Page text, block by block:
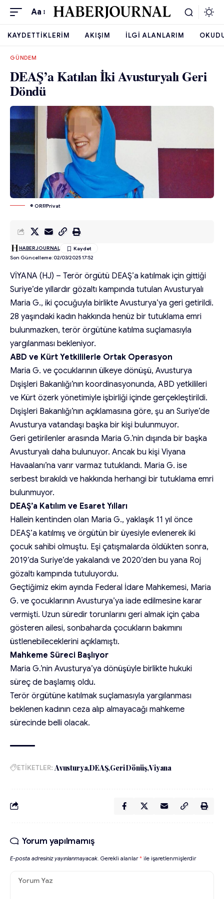
Aa
KAYDETTIKLERIM AKIŞIM İLGI ALANLARIM
GÜNDEM
DEAŞ’a Katılan İki Avusturyalı Geri
Döndü
© ORF/Privat
Son Güncelleme: 02/03/2025 17:52
HABERJOURNAL
VİYANA (HJ) – Terör örgütü DEAŞ’a katılmak için gittiği
Suriye’de yıllardır gözaltı kampında tutulan Avusturyalı
Maria G., iki çocuğuyla birlikte Avusturya’ya geri getirildi.
28 yaşındaki kadın hakkında henüz bir tutuklama emri
bulunmazken, terör örgütüne katılma suçlamasıyla
yargılanması bekleniyor.
ABD ve Kürt Yetkililerle Ortak Operasyon
Maria G. ve çocuklarının ülkeye dönüşü, Avusturya
Dışişleri Bakanlığı’nın koordinasyonunda, ABD yetkilileri
ve Kürt özerk yönetimiyle işbirliği içinde gerçekleştirildi.
Dışişleri Bakanlığı’nın açıklamasına göre, şu an Suriye’de
Avusturya vatandaşı başka bir kişi bulunmuyor.
Geri getirilenler arasında Maria G.’nin dışında bir başka
Avusturyalı daha bulunuyor. Ancak bu kişi Viyana
Havaalanı’na varır varmaz tutuklandı. Maria G. ise
serbest bırakıldı ve hakkında herhangi bir tutuklama emri
bulunmuyor.
DEAŞ’a Katılım ve Esaret Yılları
Hallein kentinden olan Maria G., yaklaşık 11 yıl önce
DEAŞ’a katılmış ve örgütün bir üyesiyle evlenerek iki
çocuk sahibi olmuştu. Eşi çatışmalarda öldükten sonra,
2019’da Suriye’de yakalandı ve 2020’den bu yana Roj
gözaltı kampında tutuluyordu.
Geçtiğimiz ekim ayında Federal İdare Mahkemesi, Maria
G. ve çocuklarının Avusturya’ya iade edilmesine karar
vermişti. Uzun süredir torunlarını geri almak için çaba
gösteren ailesi, sonbaharda çocukların bakımını
üstlenebileceklerini açıklamıştı.
Mahkeme Süreci Başlıyor
Maria G.’nin Avusturya’ya dönüşüyle birlikte hukuki
süreç de başlamış oldu.
Terör örgütüne katılmak suçlamasıyla yargılanması
beklenen kadının ceza alıp almayacağı mahkeme
sürecinde belli olacak.
ETİKETLER: Avusturya DEAŞ Geri Dönüş Viyana
Yorum yapılmamış
E-posta adresiniz yayınlanmayacak. Gerekli alanlar* ile işaretlenmişlerdir